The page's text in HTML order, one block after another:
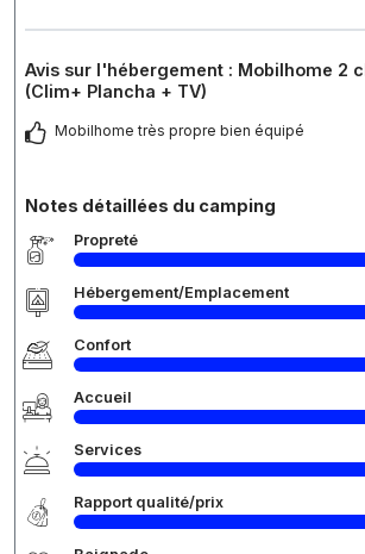
Avis sur l'hébergement : Mobilhome 2
(Clim+ Plancha + TV)
Mobilhome très propre bien équipé
Notes détaillées du camping
Propreté
Hébergement/Emplacement
Confort
Accueil
Services
Rapport qualité/prix